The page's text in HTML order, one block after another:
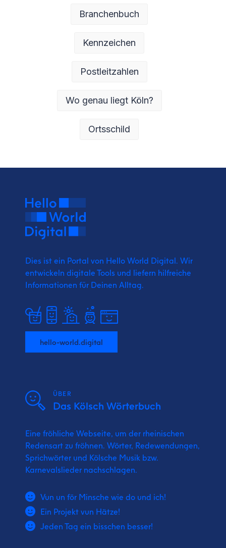
Branchenbuch
Kennzeichen
Postleitzahlen
Wo genau liegt Köln?
Ortsschild
Dies ist ein Portal von Hello World Digital. Wir
entwickeln digitale Tools und liefern hilfreiche
Informationen für Deinen Alltag.
hello-world.digital
ÜBER
Das Kölsch Wörterbuch
Eine fröhliche Webseite, um der rheinischen
Redensart zu fröhnen. Wörter, Redewendungen,
Sprichwörter und Kölsche Musik bzw.
Karnevalslieder nachschlagen.
Vun un för Minsche wie do und ich!
Ein Projekt vun Hätze!
Jeden Tag ein bisschen besser!